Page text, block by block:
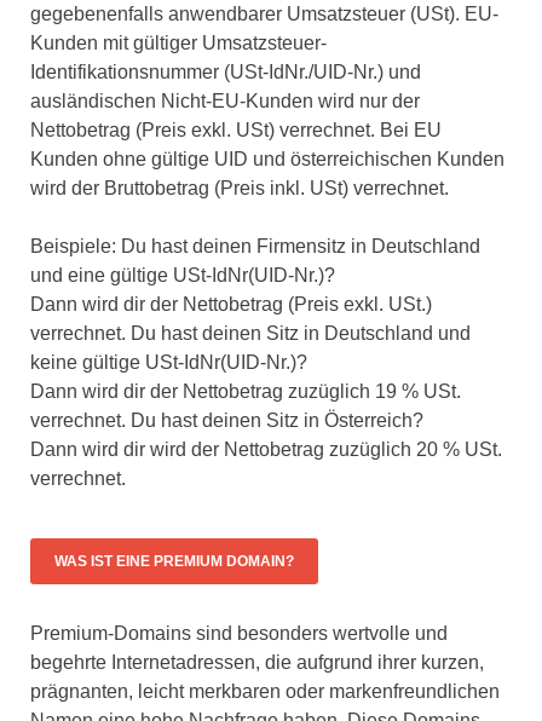
gegebenenfalls anwendbarer Umsatzsteuer (USt). EU-
Kunden mit gültiger Umsatzsteuer-
Identifikationsnummer (USt-IdNr./UID-Nr.) und
ausländischen Nicht-EU-Kunden wird nur der
Nettobetrag (Preis exkl. USt) verrechnet. Bei EU
Kunden ohne gültige UID und österreichischen Kunden
wird der Bruttobetrag (Preis inkl. USt) verrechnet.
Beispiele: Du hast deinen Firmensitz in Deutschland
und eine gültige USt-IdNr(UID-Nr.)?
Dann wird dir der Nettobetrag (Preis exkl. USt.)
verrechnet. Du hast deinen Sitz in Deutschland und
keine gültige USt-IdNr(UID-Nr.)?
Dann wird dir der Nettobetrag zuzüglich 19 % USt.
verrechnet. Du hast deinen Sitz in Österreich?
Dann wird dir wird der Nettobetrag zuzüglich 20 % USt.
verrechnet.
WAS IST EINE PREMIUM DOMAIN?
Premium-Domains sind besonders wertvolle und
begehrte Internetadressen, die aufgrund ihrer kurzen,
prägnanten, leicht merkbaren oder markenfreundlichen